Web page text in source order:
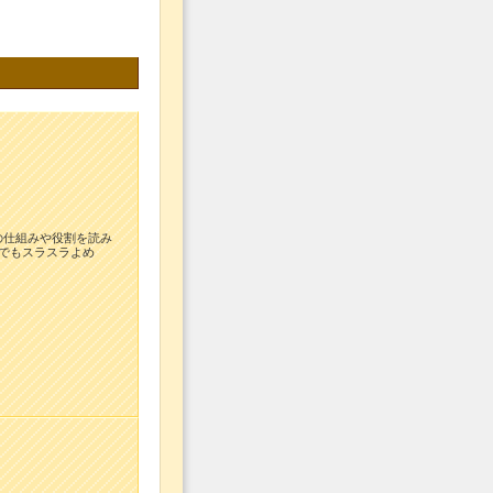
組みや役割を読み
もスラスラよめ